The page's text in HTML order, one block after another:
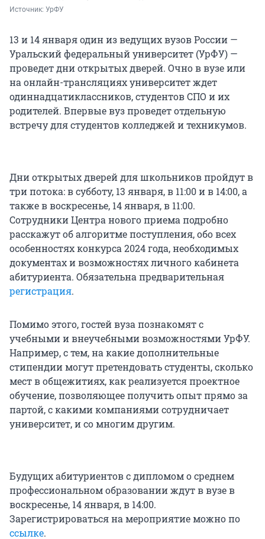
Источник: УрФУ
13 и 14 января один из ведущих вузов России —
Уральский федеральный университет (УрФУ) —
проведет дни открытых дверей. Очно в вузе или
на онлайн-трансляциях университет ждет
одиннадцатиклассников, студентов СПО и их
родителей. Впервые вуз проведет отдельную
встречу для студентов колледжей и техникумов.
Дни открытых дверей для школьников пройдут в
три потока: в субботу, 13 января, в 11:00 и в 14:00, а
также в воскресенье, 14 января, в 11:00.
Сотрудники Центра нового приема подробно
расскажут об алгоритме поступления, обо всех
особенностях конкурса 2024 года, необходимых
документах и возможностях личного кабинета
абитуриента. Обязательна предварительная
регистрация.
Помимо этого, гостей вуза познакомят с
учебными и внеучебными возможностями УрФУ.
Например, с тем, на какие дополнительные
стипендии могут претендовать студенты, сколько
мест в общежитиях, как реализуется проектное
обучение, позволяющее получить опыт прямо за
партой, с какими компаниями сотрудничает
университет, и со многим другим.
Будущих абитуриентов с дипломом о среднем
профессиональном образовании ждут в вузе в
воскресенье, 14 января, в 14:00.
Зарегистрироваться на мероприятие можно по
ссылке.